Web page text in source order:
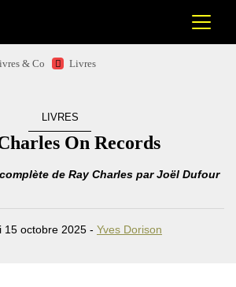
& Co Livres
LIVRES
On Records
de Ray Charles par Joël Dufour
15 octobre 2025 - Yves Dorison